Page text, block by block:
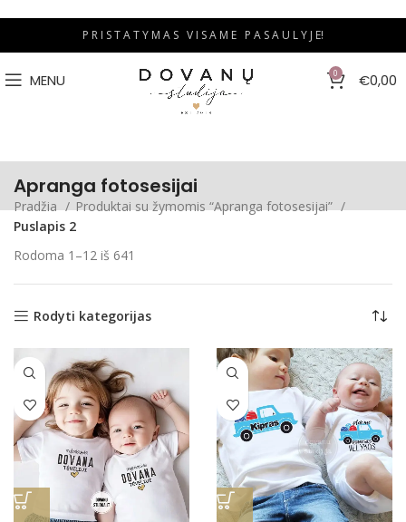
P R I S T A T Y M A S V I S A M E P A S A U L Y J E!
MENU 0 €0,00
Apranga fotosesijai
Pradžia
Produktai su žymomis “Apranga fotosesijai”
Puslapis 2
Rodoma 1–12 iš 641
Rodyti kategorijas